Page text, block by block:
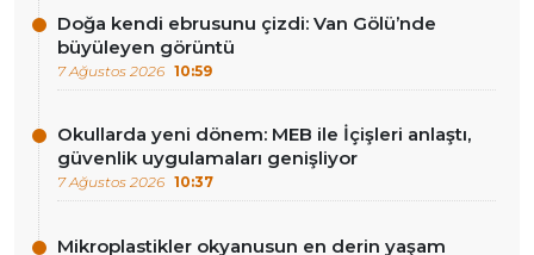
Doğa kendi ebrusunu çizdi: Van Gölü’nde
büyüleyen görüntü
7 Ağustos 2026 10:59
Okullarda yeni dönem: MEB ile İçişleri anlaştı,
güvenlik uygulamaları genişliyor
7 Ağustos 2026 10:37
Mikroplastikler okyanusun en derin yaşam